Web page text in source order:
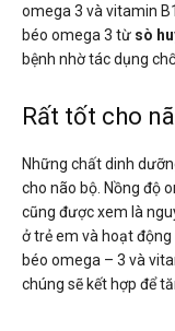
omega 3 và vitamin
béo omega 3 từ sò
bệnh nhờ tác dụng
Rất tốt cho
Những chất dinh
cho não bộ. Nồng độ
cũng được xem là
ở trẻ em và hoạt
béo omega – 3 và
chúng sẽ kết hợp để